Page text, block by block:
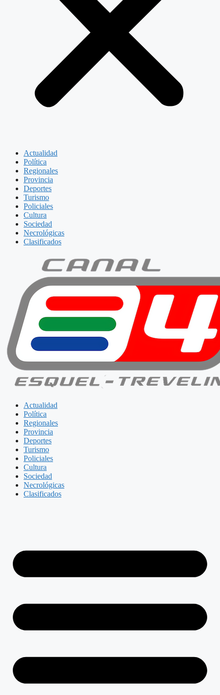
Actualidad
Política
Regionales
Provincia
Deportes
Turismo
Policiales
Cultura
Sociedad
Necrológicas
Clasificados
Actualidad
Política
Regionales
Provincia
Deportes
Turismo
Policiales
Cultura
Sociedad
Necrológicas
Clasificados